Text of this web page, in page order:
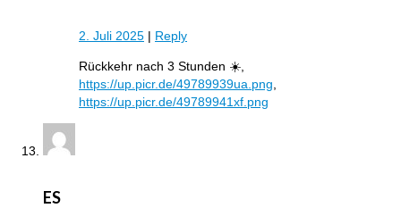
2. Juli 2025 | Reply
Rückkehr nach 3 Stunden ☀️,
https://up.picr.de/49789939ua.png
https://up.picr.de/49789941xf.png
ES